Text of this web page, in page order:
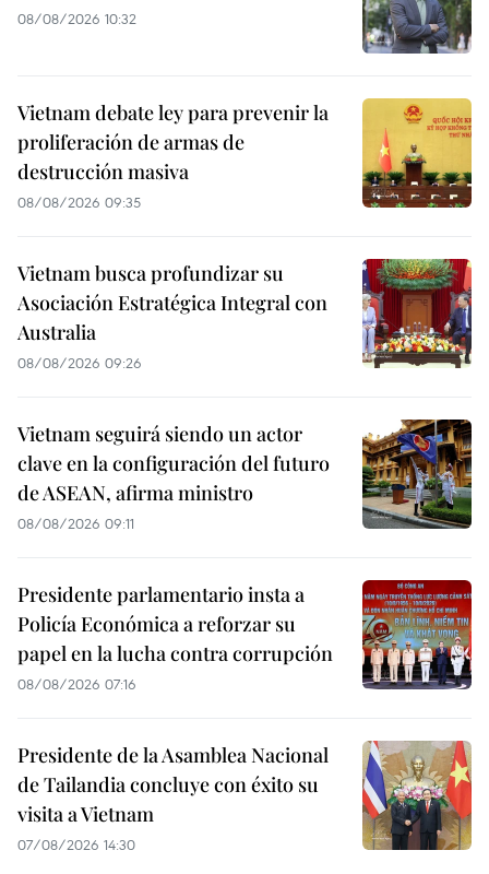
08/08/2026 10:32
Vietnam debate ley para prevenir la
proliferación de armas de
destrucción masiva
08/08/2026 09:35
Vietnam busca profundizar su
Asociación Estratégica Integral con
Australia
08/08/2026 09:26
Vietnam seguirá siendo un actor
clave en la configuración del futuro
de ASEAN, afirma ministro
08/08/2026 09:11
Presidente parlamentario insta a
Policía Económica a reforzar su
papel en la lucha contra corrupción
08/08/2026 07:16
Presidente de la Asamblea Nacional
de Tailandia concluye con éxito su
visita a Vietnam
07/08/2026 14:30